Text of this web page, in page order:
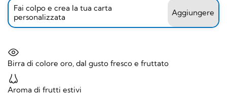
Fai colpo e crea la tua carta
personalizzata
Aggiungere
Birra di colore oro, dal gusto fresco e fruttato
Aroma di frutti estivi